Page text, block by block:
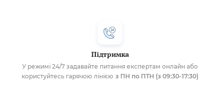
Підтримка
У режимі 24/7 задавайте питання експертам онлайн або
користуйтесь гарячою лінією з ПН по ПТН (з 09:30-17:30)